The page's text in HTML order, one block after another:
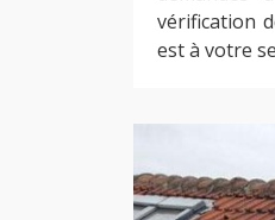
vérification
est à votre